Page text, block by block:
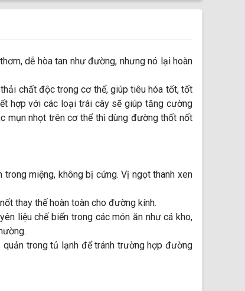
dễ hòa tan như đường, nhưng nó lại hoàn
chất độc trong cơ thể, giúp tiêu hóa tốt, tốt
hợp với các loại trái cây sẽ giúp tăng cường
mụn nhọt trên cơ thể thì dùng đường thốt nốt
miệng, không bị cứng. Vị ngọt thanh xen
thay thế hoàn toàn cho đường kính.
liệu chế biến trong các món ăn như cá kho,
quản trong tủ lạnh để tránh trường hợp đường